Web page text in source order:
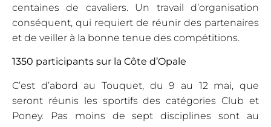
centaines de cavaliers. Un travail d’organisation
conséquent, qui requiert de réunir des partenaires
et de veiller à la bonne tenue des compétitions.
1350 participants sur la Côte d’Opale
C’est d’abord au Touquet, du 9 au 12 mai, que
seront réunis les sportifs des catégories Club et
Poney. Pas moins de sept disciplines sont au